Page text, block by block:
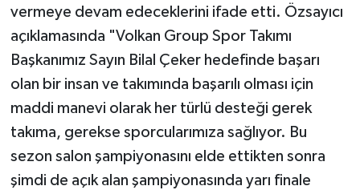
vermeye devam edeceklerini ifade etti. Özsayıcı
açıklamasında "Volkan Group Spor Takımı
Başkanımız Sayın Bilal Çeker hedefinde başarı
olan bir insan ve takımında başarılı olması için
maddi manevi olarak her türlü desteği gerek
takıma, gerekse sporcularımıza sağlıyor. Bu
sezon salon şampiyonasını elde ettikten sonra
şimdi de açık alan şampiyonasında yarı finale